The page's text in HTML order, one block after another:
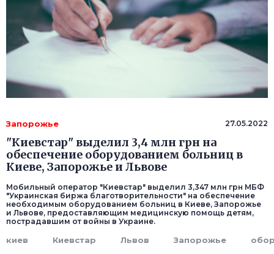
Запорожье 27.05.2022
"Киевстар" выделил 3,4 млн грн на
обеспечение оборудованием больниц в
Киеве, Запорожье и Львове
Мобильный оператор "Киевстар" выделил 3,347 млн грн МБФ
"Украинская биржа благотворительности" на обеспечение
необходимым оборудованием больниц в Киеве, Запорожье
и Львове, предоставляющим медицинскую помощь детям,
пострадавшим от войны в Украине.
киев Киевстар Львов Запорожье